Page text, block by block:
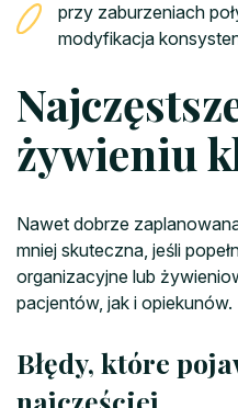
przy zaburzeniach
modyfikacja
żywieniu
Nawet dobrze
mniej skuteczna, jeśli
organizacyjne lub
pacjentów, jak i opiekunów.
Błędy, które